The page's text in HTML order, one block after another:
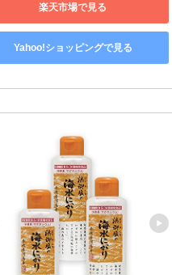
楽天市場で見る
Yahoo!ショッピングで見る